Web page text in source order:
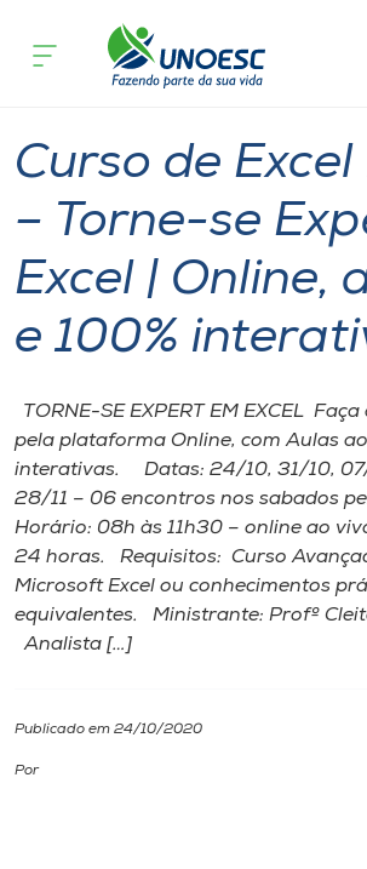
Cursos
Pesquisa
Atendimento ao Estudante
Portal de Ensino
A
Unoesc
Internacionalização
I.nova
Cultura
acontece
Curso de
– Torne-se
Excel | Online,
e 100%
TORNE-SE EXPERT EM EXCEL
pela plataforma Online, com Aulas ao
interativas. Datas: 24/10, 31/10, 07/
28/11 – 06 encontros nos sabados
Horário: 08h às 11h30 – online ao
24 horas. Requisitos: Curso
Microsoft Excel ou conhecimentos
equivalentes. Ministrante: Profº
Analista […]
Publicado em 24/10/2020
Por